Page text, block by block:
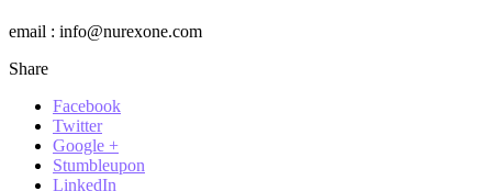
email : info@nurexone.com
Share
Facebook
Twitter
Google +
Stumbleupon
LinkedIn